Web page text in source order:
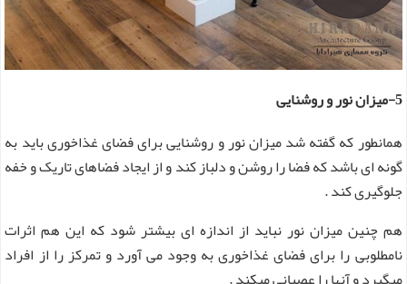
5-میزان نور و روشنایی
همانطور که گفته شد میزان نور و روشنایی برای فضای غذاخوری باید به
گونه ای باشد که فضا را روشن و دلباز کند و از ایجاد فضاهای تاریک و خفه
جلوگیری کند .
هم چنین میزان نور نباید از اندازه ای بیشتر شود که این هم اثرات
نامطلوبی را برای فضای غذاخوری به وجود می آورد و تمرکز را از افراد